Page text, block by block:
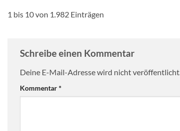
1 bis 10 von 1.982 Einträgen
Schreibe einen Kommentar
Deine E-Mail-Adresse wird nicht veröffentlicht.
Kommentar*